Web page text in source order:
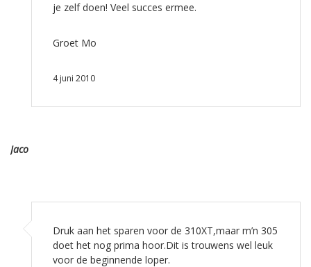
je zelf doen! Veel succes ermee.
Groet Mo
4 juni 2010
Jaco
Druk aan het sparen voor de 310XT,maar m’n 305
doet het nog prima hoor.Dit is trouwens wel leuk
voor de beginnende loper.